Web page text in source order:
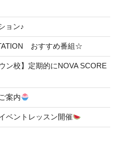
ョン♪
おすすめ番組☆
ン校】定期的にNOVA SCORE
案内
ベントレッスン開催